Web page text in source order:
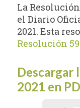
La
el Diario
2021. Esta
Resolución
Descargar
2021 en